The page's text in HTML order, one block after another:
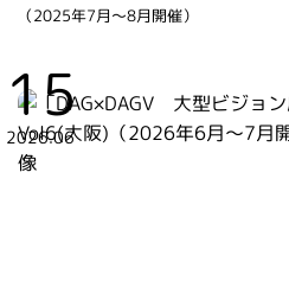
（2025年7月～8月開催）
15
2026.06